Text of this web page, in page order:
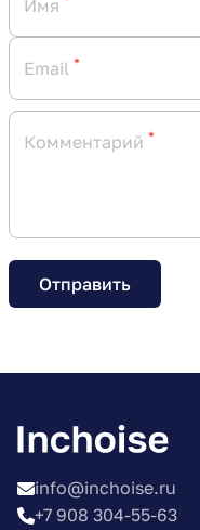
Имя
Email *
Комментарий *
Отправить
info@inchoise.ru
+7 908 304-55-63